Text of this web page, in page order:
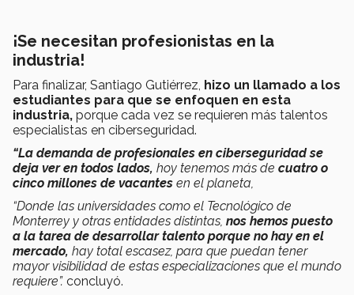
¡Se necesitan profesionistas en la
industria!
Para finalizar, Santiago Gutiérrez, hizo un llamado a los
estudiantes para que se enfoquen en esta
industria, porque cada vez se requieren más talentos
especialistas en ciberseguridad.
“La demanda de profesionales en ciberseguridad se
deja ver en todos lados, hoy tenemos más de cuatro o
cinco millones de vacantes en el planeta,
“Donde las universidades como el Tecnológico de
Monterrey y otras entidades distintas, nos hemos puesto
a la tarea de desarrollar talento porque no hay en el
mercado, hay total escasez, para que puedan tener
mayor visibilidad de estas especializaciones que el mundo
requiere”. concluyó.